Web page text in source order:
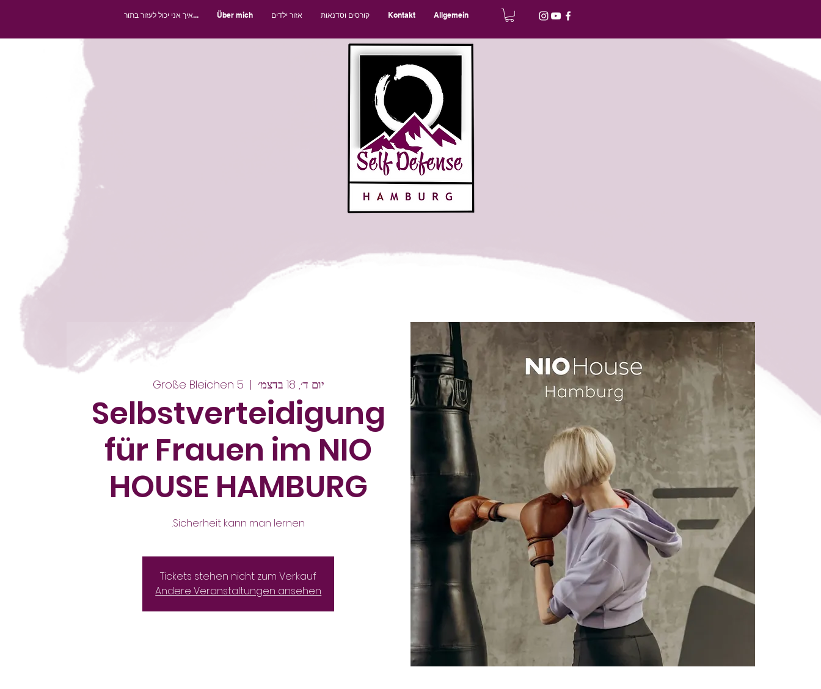
איך אני יכול לעזור בתור... Über mich אזור ילדים קורסים וסדנאות Kontakt Allgemein
יום ד׳, 18 בדצמ׳
  |
Große Bleichen 5
Selbstverteidigung
für Frauen im NIO
HOUSE HAMBURG
Sicherheit kann man lernen.
Tickets stehen nicht zum Verkauf
Andere Veranstaltungen ansehen